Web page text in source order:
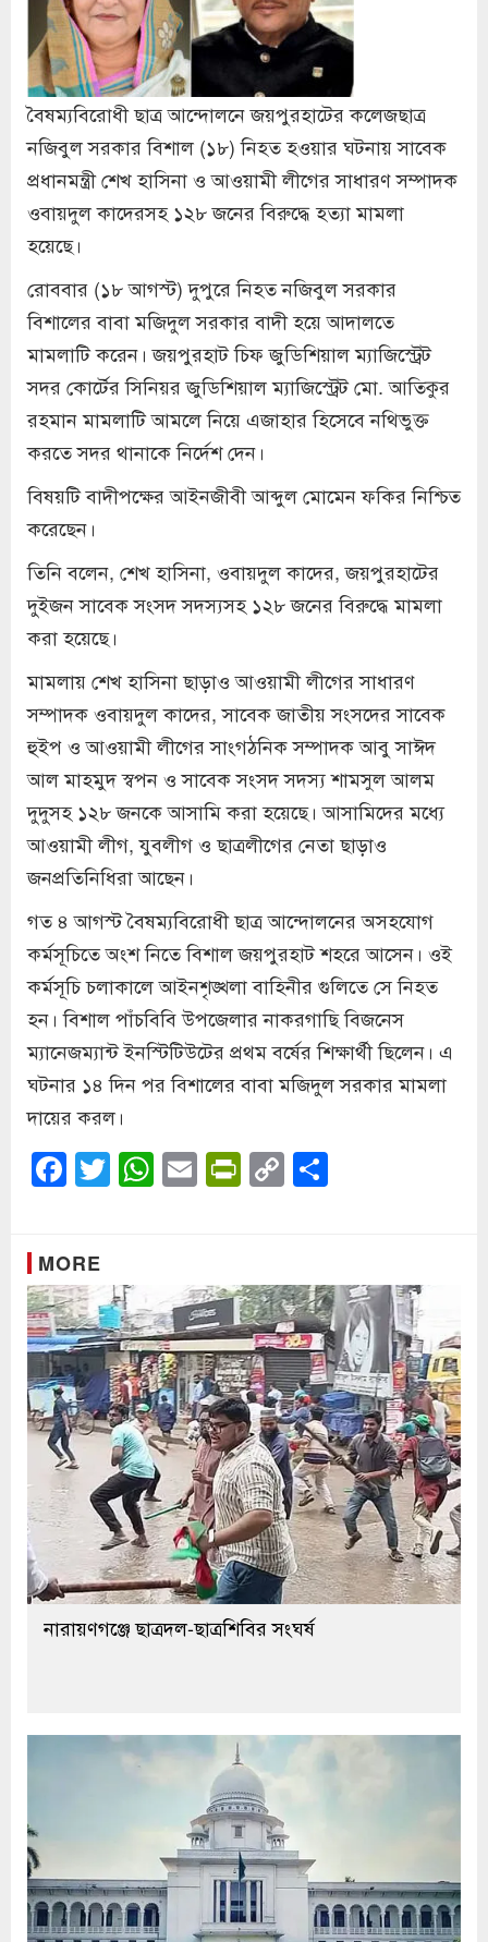
বৈষম্যবিরোধী ছাত্র আন্দোলনে জয়পুরহাটের কলেজছাত্র
নজিবুল সরকার বিশাল (১৮) নিহত হওয়ার ঘটনায় সাবেক
প্রধানমন্ত্রী শেখ হাসিনা ও আওয়ামী লীগের সাধারণ সম্পাদক
ওবায়দুল কাদেরসহ ১২৮ জনের বিরুদ্ধে হত্যা মামলা
হয়েছে।
রোববার (১৮ আগস্ট) দুপুরে নিহত নজিবুল সরকার
বিশালের বাবা মজিদুল সরকার বাদী হয়ে আদালতে
মামলাটি করেন। জয়পুরহাট চিফ জুডিশিয়াল ম্যাজিস্ট্রেট
সদর কোর্টের সিনিয়র জুডিশিয়াল ম্যাজিস্ট্রেট মো. আতিকুর
রহমান মামলাটি আমলে নিয়ে এজাহার হিসেবে নথিভুক্ত
করতে সদর থানাকে নির্দেশ দেন।
বিষয়টি বাদীপক্ষের আইনজীবী আব্দুল মোমেন ফকির নিশ্চিত
করেছেন।
তিনি বলেন, শেখ হাসিনা, ওবায়দুল কাদের, জয়পুরহাটের
দুইজন সাবেক সংসদ সদস্যসহ ১২৮ জনের বিরুদ্ধে মামলা
করা হয়েছে।
মামলায় শেখ হাসিনা ছাড়াও আওয়ামী লীগের সাধারণ
সম্পাদক ওবায়দুল কাদের, সাবেক জাতীয় সংসদের সাবেক
হুইপ ও আওয়ামী লীগের সাংগঠনিক সম্পাদক আবু সাঈদ
আল মাহমুদ স্বপন ও সাবেক সংসদ সদস্য শামসুল আলম
দুদুসহ ১২৮ জনকে আসামি করা হয়েছে। আসামিদের মধ্যে
আওয়ামী লীগ, যুবলীগ ও ছাত্রলীগের নেতা ছাড়াও
জনপ্রতিনিধিরা আছেন।
গত ৪ আগস্ট বৈষম্যবিরোধী ছাত্র আন্দোলনের অসহযোগ
কর্মসূচিতে অংশ নিতে বিশাল জয়পুরহাট শহরে আসেন। ওই
কর্মসূচি চলাকালে আইনশৃঙ্খলা বাহিনীর গুলিতে সে নিহত
হন। বিশাল পাঁচবিবি উপজেলার নাকরগাছি বিজনেস
ম্যানেজম্যান্ট ইনস্টিটিউটের প্রথম বর্ষের শিক্ষার্থী ছিলেন। এ
ঘটনার ১৪ দিন পর বিশালের বাবা মজিদুল সরকার মামলা
দায়ের করল।
Facebook
Twitter
WhatsApp
EmailPrintFriendly
Copy
Link
MORE
নারায়ণগঞ্জে ছাত্রদল-ছাত্রশিবির সংঘর্ষ